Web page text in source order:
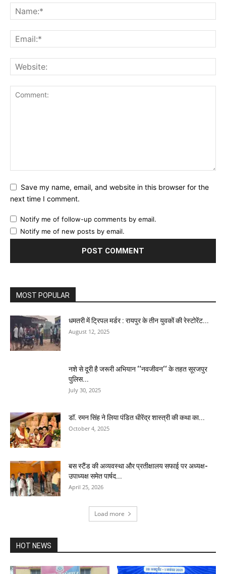
Save my name, email, and website in this browser for the
next time I comment.
Notify me of follow-up comments by email.
Notify me of new posts by email.
MOST POPULAR
धमतरी में ट्रिपल मर्डर : रायपुर के तीन युवकों की रेस्टोरेंट...
August 12, 2025
नशे से दूरी है जरूरी अभियान ‘‘नवजीवन‘‘ के तहत सूरजपुर
पुलिस...
July 30, 2025
डॉ. रमन सिंह ने लिया पंडित धीरेंद्र शास्त्री की कथा का...
October 4, 2025
बस स्टैंड की अव्यवस्था और प्रतीक्षालय सफाई पर अध्यक्ष-
उपाध्यक्ष समेत पार्षद...
April 25, 2026
Load more
HOT NEWS